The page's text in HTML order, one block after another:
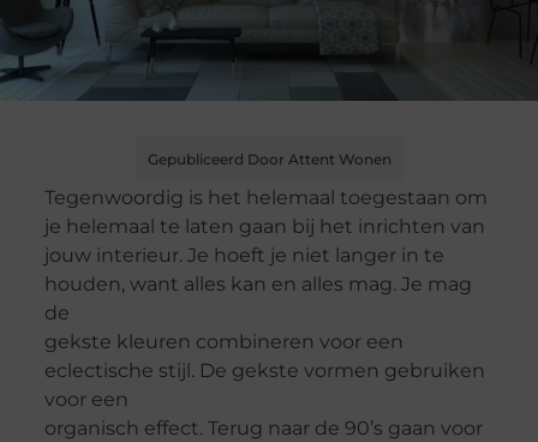
Gepubliceerd Door Attent Wonen
Tegenwoordig is het helemaal toegestaan om
je helemaal te laten gaan bij het inrichten van
jouw interieur. Je hoeft je niet langer in te
houden, want alles kan en alles mag. Je mag
de
gekste kleuren combineren voor een
eclectische stijl. De gekste vormen gebruiken
voor een
organisch effect. Terug naar de 90’s gaan voor